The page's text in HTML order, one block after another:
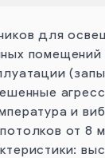
для
и
от 8